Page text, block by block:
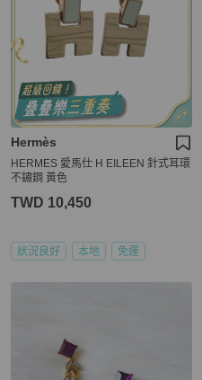
Hermès
HERMES 愛馬仕 H EILEEN 針式耳環
不鏽鋼 黃色
TWD 10,450
狀況良好 本地 免運